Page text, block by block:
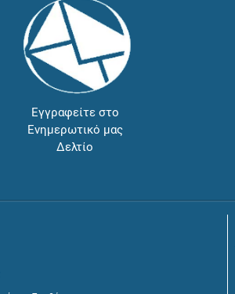
Εγγραφείτε στο
Ενημερωτικό μας
Δελτίο